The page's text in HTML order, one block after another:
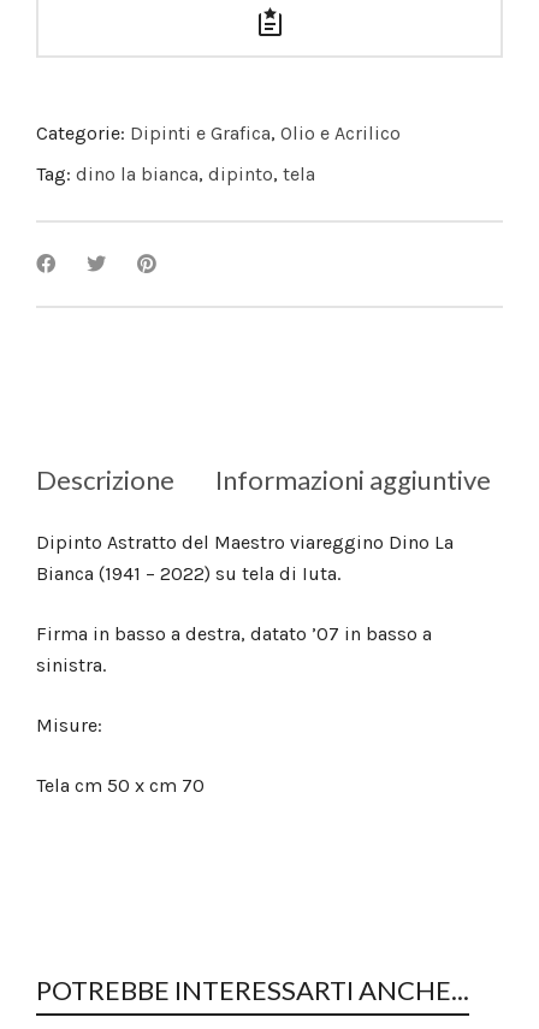
Categorie: Dipinti e Grafica, Olio e Acrilico
Tag: dino la bianca, dipinto, tela
Descrizione Informazioni aggiuntive
Dipinto Astratto del Maestro viareggino Dino La
Bianca (1941 – 2022) su tela di Iuta.
Firma in basso a destra, datato ’07 in basso a
sinistra.
Misure:
Tela cm 50 x cm 70
POTREBBE INTERESSARTI ANCHE...